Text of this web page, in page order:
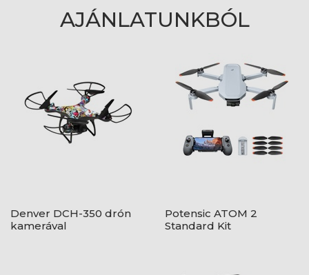
AJÁNLATUNKBÓL
Denver DCH-350 drón
kamerával
Potensic ATOM 2
Standard Kit